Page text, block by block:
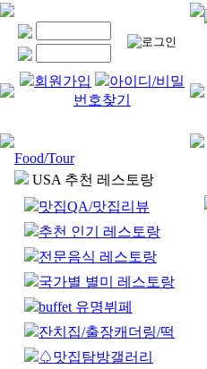
회원가입
아이디/비밀
번호찾기
Food/Tour
USA 추천 레스토랑
맛집QA/맛집리뷰
추천 인기 레스토랑
전문음식 레스토랑
국가별 별미 레스토랑
buffet 유명뷔페
잔치집/출장캐더링/떡
♤맛집탐방갤러리